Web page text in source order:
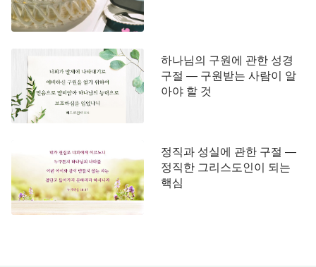
하나님의 구원에 관한 성경
구절 — 구원받는 사람이 알
아야 할 것
정직과 성실에 관한 구절 —
정직한 그리스도인이 되는
핵심